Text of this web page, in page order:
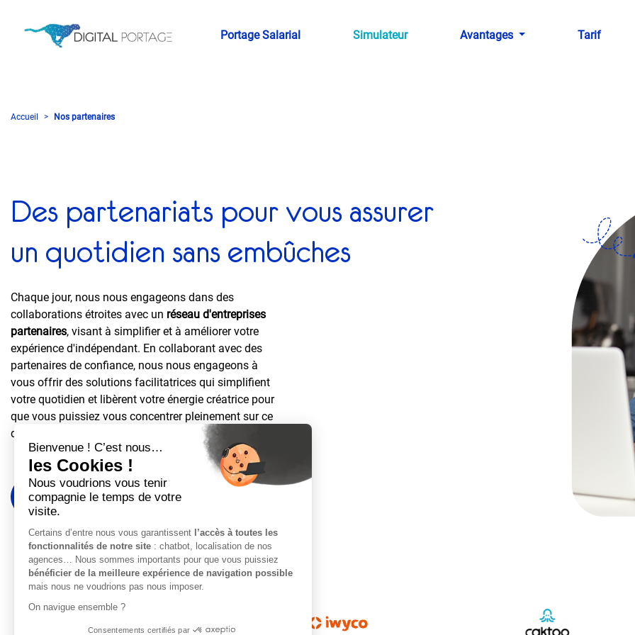
Portage Salarial Simulateur Avantages Tarif
Accueil Nos partenaires
Des partenariats pour vous assurer
un quotidien sans embûches
Chaque jour, nous nous engageons dans des
collaborations étroites avec un réseau d'entreprises
partenaires, visant à simplifier et à améliorer votre
expérience d'indépendant. En collaborant avec des
partenaires de confiance, nous nous engageons à
vous offrir des solutions facilitatrices qui simplifient
votre quotidien et libèrent votre énergie créatrice pour
que vous puissiez vous concentrer pleinement sur ce
qui compte vraiment pour vous.
Simuler mon salaire Prendre contact
Previous